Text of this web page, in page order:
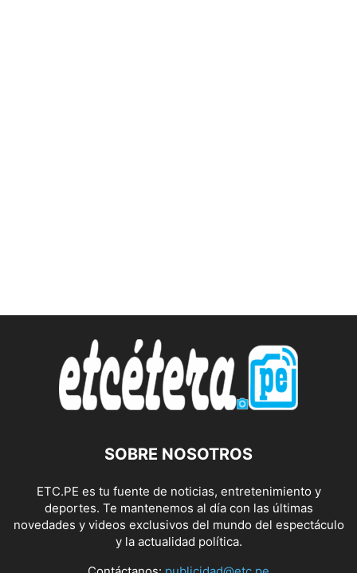
SOBRE NOSOTROS
ETC.PE es tu fuente de noticias, entretenimiento y
deportes. Te mantenemos al día con las últimas
novedades y videos exclusivos del mundo del espectáculo
y la actualidad política.